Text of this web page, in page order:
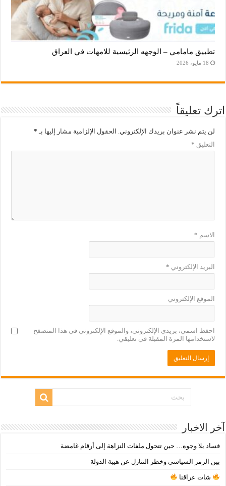
تطبيق مامامي – الوجهه الرئيسية للامهات في العراق
18 مايو، 2026
اترك تعليقاً
لن يتم نشر عنوان بريدك الإلكتروني. الحقول الإلزامية مشار إليها بـ *
التعليق *
الاسم *
البريد الإلكتروني *
الموقع الإلكتروني
احفظ اسمي، بريدي الإلكتروني، والموقع الإلكتروني في هذا المتصفح
لاستخدامها المرة المقبلة في تعليقي.
آخر الاخبار
فساد بلا وجوه… حين تتحول ملفات النزاهة إلى أرقام غامضة
بين الرمز السياسي وخطر التنازل عن هيبة الدولة
شات عراقنا